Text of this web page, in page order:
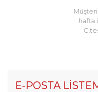
hafta
E-POSTA